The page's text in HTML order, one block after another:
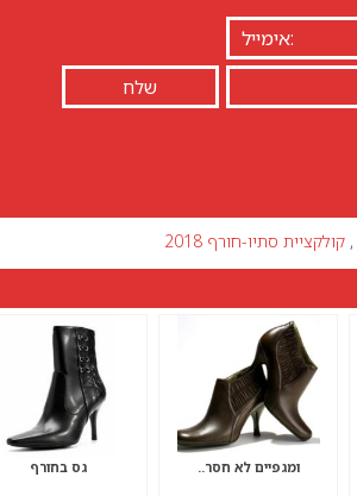
, קולקציית סתיו-חורף 2018
ומגפיים לא חסר.. גס בחורף